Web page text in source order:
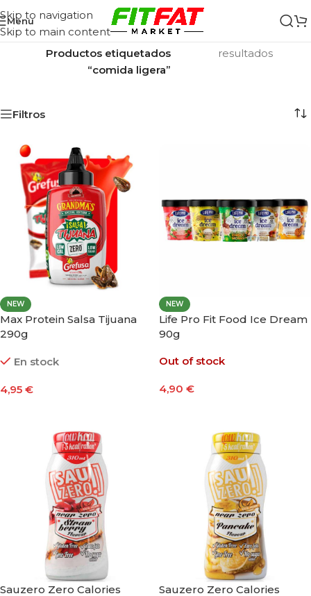
Skip to navigation
Skip to main content
Menu
Inicio/
Productos etiquetados
“comida ligera”
resultados
Filtros
NEW
Max Protein Salsa Tijuana
290g
En stock
4,95 €
NEW
Life Pro Fit Food Ice Dream
90g
Out of stock
4,90 €
Sauzero Zero Calories
Sauzero Zero Calories